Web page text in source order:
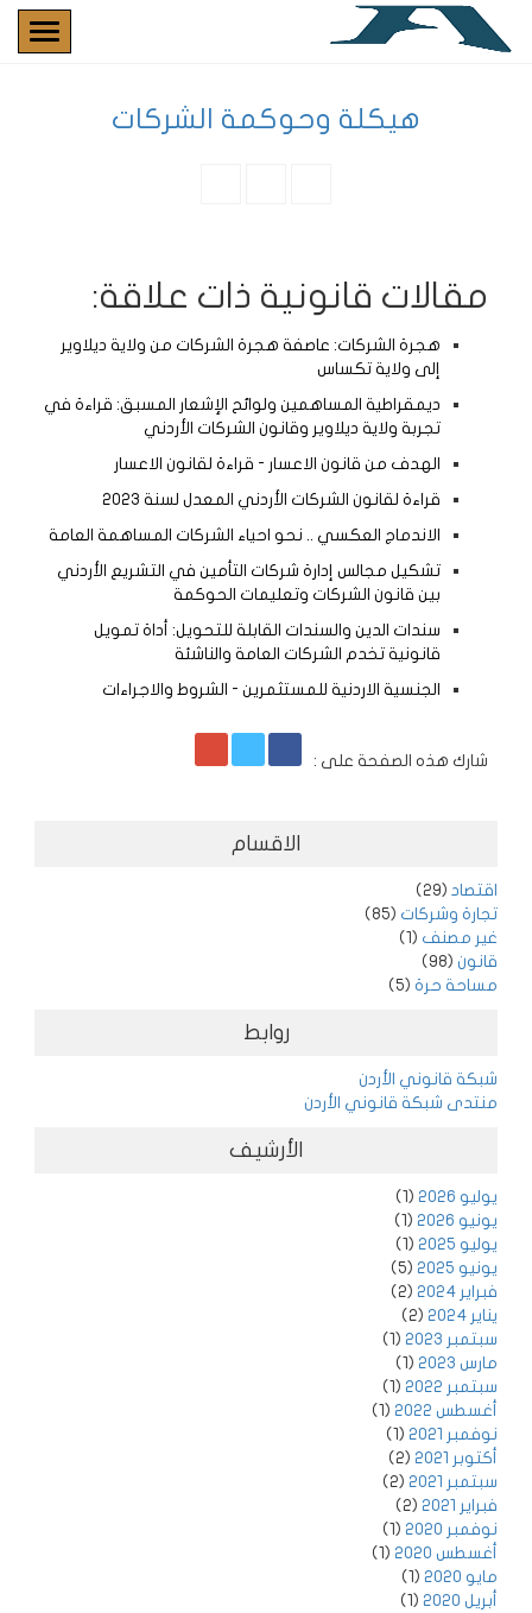
هيكلة وحوكمة الشركات
مقالات قانونية ذات علاقة:
هجرة الشركات: عاصفة هجرة الشركات من ولاية ديلاوير
إلى ولاية تكساس
ديمقراطية المساهمين ولوائح الإشعار المسبق: قراءة في
تجربة ولاية ديلاوير وقانون الشركات الأردني
الهدف من قانون الاعسار - قراءة لقانون الاعسار
قراءة لقانون الشركات الأردني المعدل لسنة 2023
الاندماج العكسي .. نحو احياء الشركات المساهمة العامة
تشكيل مجالس إدارة شركات التأمين في التشريع الأردني
بين قانون الشركات وتعليمات الحوكمة
سندات الدين والسندات القابلة للتحويل: أداة تمويل
قانونية تخدم الشركات العامة والناشئة
الجنسية الاردنية للمستثمرين - الشروط والاجراءات
شارك هذه الصفحة على :
الاقسام
اقتصاد (29)
تجارة وشركات (85)
غير مصنف (1)
قانون (98)
مساحة حرة (5)
روابط
شبكة قانوني الأردن
منتدى شبكة قانوني الأردن
الأرشيف
يوليو 2026
(1)
يونيو 2026
(1)
يوليو 2025
(1)
يونيو 2025
(5)
فبراير 2024
(2)
يناير 2024
(2)
سبتمبر 2023
(1)
مارس 2023
(1)
سبتمبر 2022
(1)
أغسطس 2022
(1)
نوفمبر 2021
(1)
أكتوبر 2021
(2)
سبتمبر 2021
(2)
فبراير 2021
(2)
نوفمبر 2020
(1)
أغسطس 2020
(1)
مايو 2020
(1)
أبريل 2020
(1)